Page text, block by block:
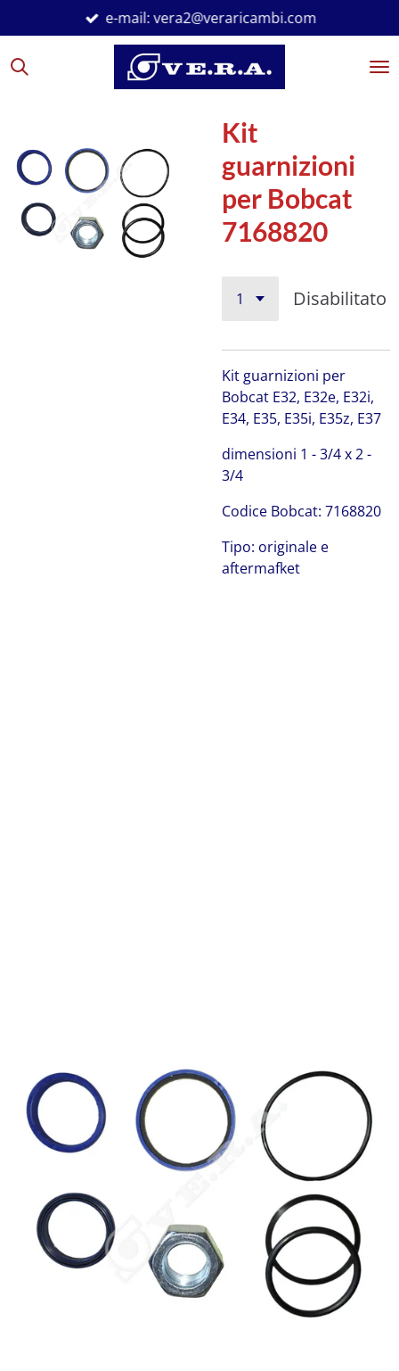
al
contenuto
e-mail: vera2@veraricambi.com
Kit
guarnizioni
per Bobcat
7168820
Disabilitato
Kit guarnizioni per
Bobcat E32, E32e, E32i,
E34, E35, E35i, E35z, E37
dimensioni 1 - 3/4 x 2 -
3/4
Codice Bobcat: 7168820
Tipo: originale e
aftermafket